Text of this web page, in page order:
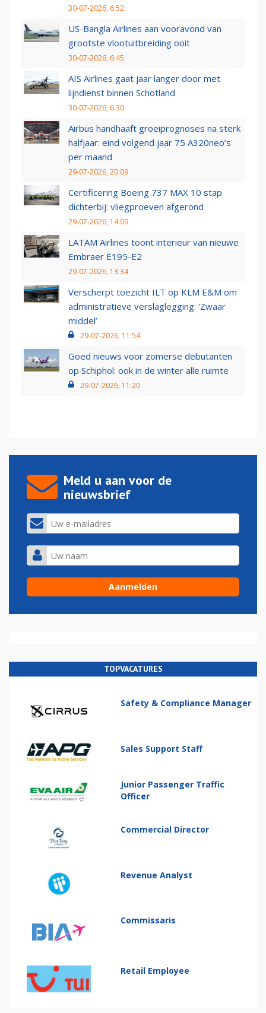
30-07-2026, 6:52
US-Bangla Airlines aan vooravond van
grootste vlootuitbreiding ooit
30-07-2026, 6:45
AIS Airlines gaat jaar langer door met
lijndienst binnen Schotland
30-07-2026, 6:30
Airbus handhaaft groeiprognoses na sterk
halfjaar: eind volgend jaar 75 A320neo’s
per maand
29-07-2026, 20:09
Certificering Boeing 737 MAX 10 stap
dichterbij: vliegproeven afgerond
29-07-2026, 14:09
LATAM Airlines toont interieur van nieuwe
Embraer E195-E2
29-07-2026, 13:34
Verscherpt toezicht ILT op KLM E&M om
administratieve verslaglegging: ‘Zwaar
middel’
29-07-2026, 11:54
Goed nieuws voor zomerse debutanten
op Schiphol: ook in de winter alle ruimte
29-07-2026, 11:20
Meld u aan voor de
nieuwsbrief
TOPVACATURES
Safety & Compliance Manager
Sales Support Staff
Junior Passenger Traffic
Officer
Commercial Director
Revenue Analyst
Commissaris
Retail Employee